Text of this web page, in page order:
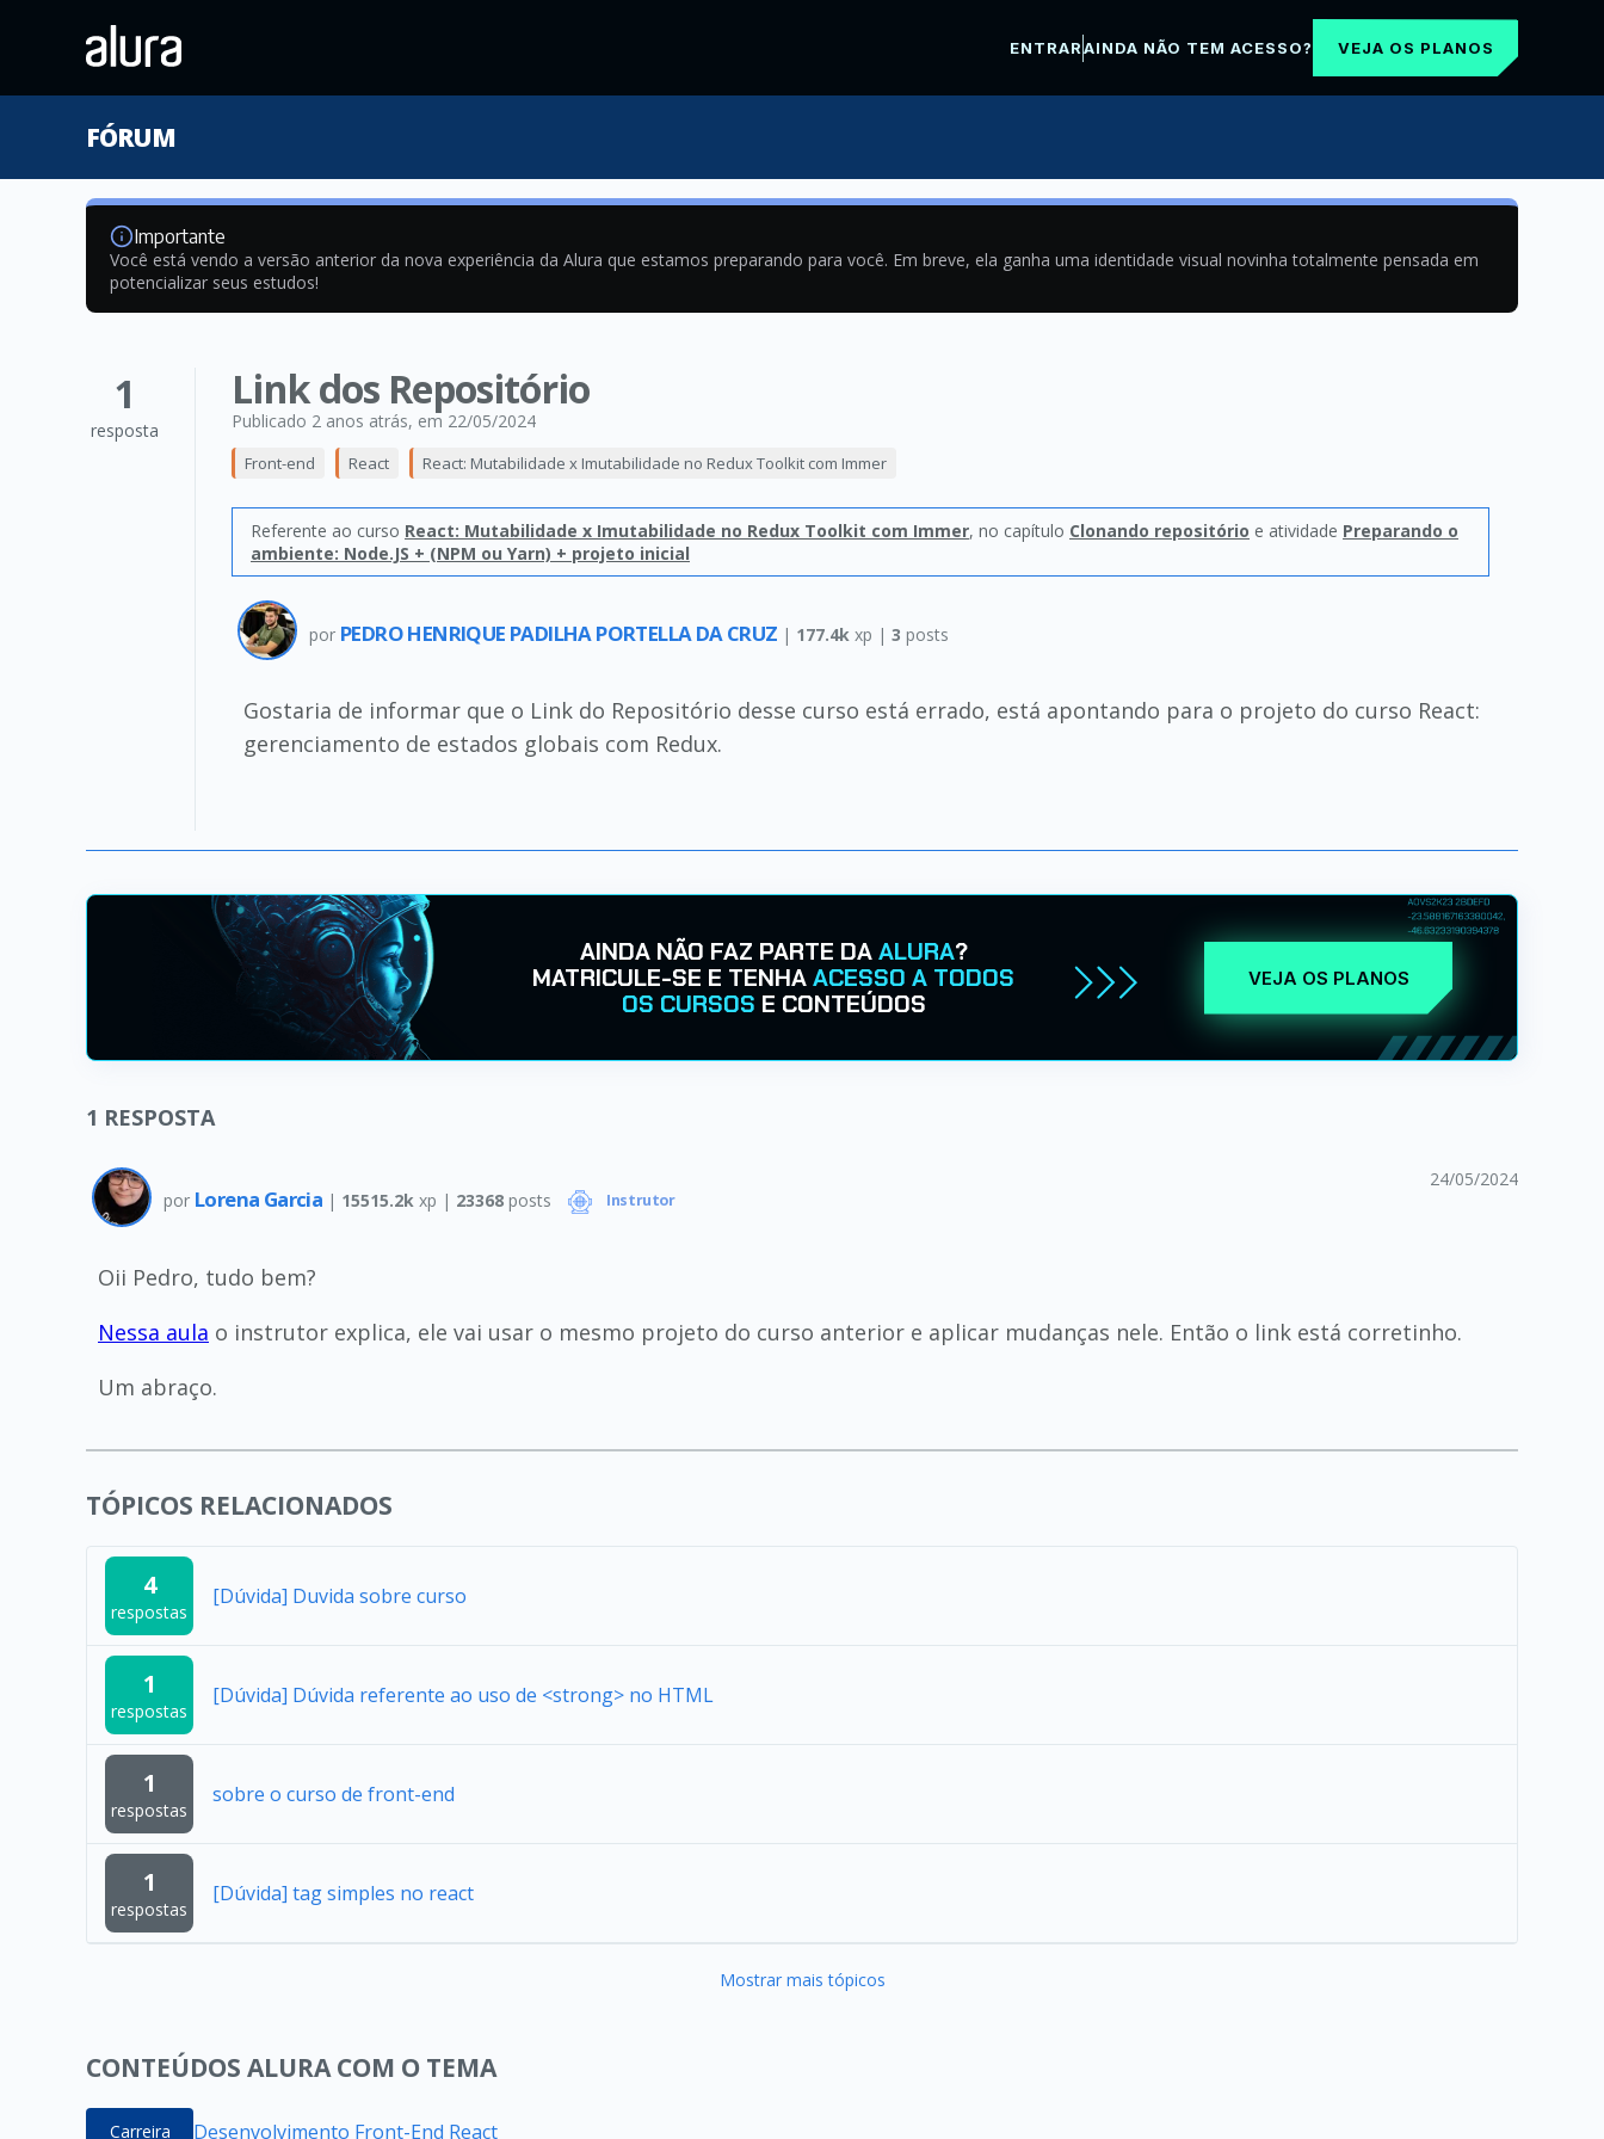
ENTRARAINDA NÃO TEM ACESSO? VEJA OS PLANOS
FÓRUM
Importante
Você está vendo a versão anterior da nova experiência da Alura que estamos preparando para você. Em breve, ela ganha uma identidade visual novinha totalmente pensada em
potencializar seus estudos!
1
resposta
Link dos Repositório
Publicado 2 anos atrás, em 22/05/2024
Front-end React React: Mutabilidade x Imutabilidade no Redux Toolkit com Immer
Referente ao curso React: Mutabilidade x Imutabilidade no Redux Toolkit com Immer, no capítulo Clonando repositório e atividade Preparando o
ambiente: Node.JS + (NPM ou Yarn) + projeto inicial
por PEDRO HENRIQUE PADILHA PORTELLA DA CRUZ | 177.4k xp | 3 posts
Gostaria de informar que o Link do Repositório desse curso está errado, está apontando para o projeto do curso React:
gerenciamento de estados globais com Redux.
AINDA NÃO FAZ PARTE DAALURA?
MATRICULE-SE E TENHAACESSO A TODOS
OS CURSOS E CONTEÚDOS
VEJA OS PLANOS
1 RESPOSTA
por Lorena Garcia | 15515.2k xp | 23368posts Instrutor
24/05/2024
Oii Pedro, tudo bem?
Nessa aula o instrutor explica, ele vai usar o mesmo projeto do curso anterior e aplicar mudanças nele. Então o link está corretinho.
Um abraço.
TÓPICOS RELACIONADOS
4
respostas
[Dúvida] Duvida sobre curso
1
respostas
[Dúvida] Dúvida referente ao uso de <strong> no HTML
1
respostas
sobre o curso de front-end
1
respostas
[Dúvida] tag simples no react
Mostrar mais tópicos
CONTEÚDOS ALURA COM O TEMA
Carreira Desenvolvimento Front-End React